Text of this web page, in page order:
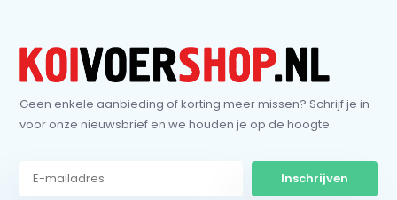
Geen enkele aanbieding of korting meer missen? Schrijf je in
voor onze nieuwsbrief en we houden je op de hoogte.
Inschrijven